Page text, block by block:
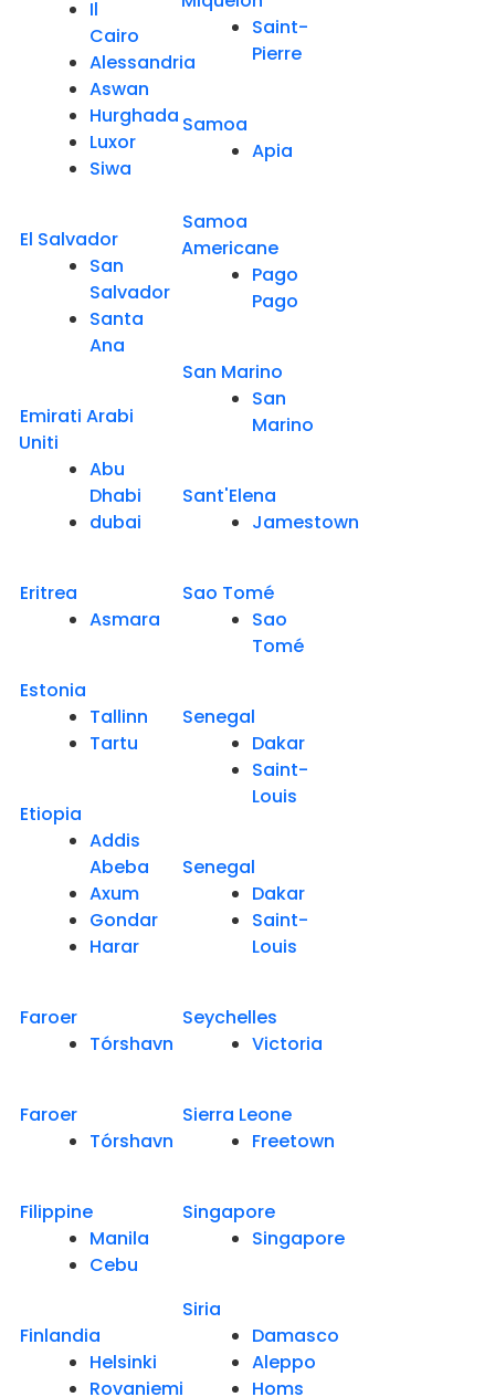
Il
Cairo
Alessandria
Aswan
Hurghada
Luxor
Siwa
El Salvador
San
Salvador
Santa
Ana
Emirati Arabi
Uniti
Abu
Dhabi
dubai
Eritrea
Asmara
Estonia
Tallinn
Tartu
Etiopia
Addis
Abeba
Axum
Gondar
Harar
Faroer
Tórshavn
Faroer
Tórshavn
Filippine
Manila
Cebu
Finlandia
Helsinki
Rovaniemi
Saint-
Pierre
Samoa
Apia
Samoa
Americane
Pago
Pago
San Marino
San
Marino
Sant'Elena
Jamestown
Sao Tomé
Sao
Tomé
Senegal
Dakar
Saint-
Louis
Senegal
Dakar
Saint-
Louis
Seychelles
Victoria
Sierra Leone
Freetown
Singapore
Singapore
Siria
Damasco
Aleppo
Homs